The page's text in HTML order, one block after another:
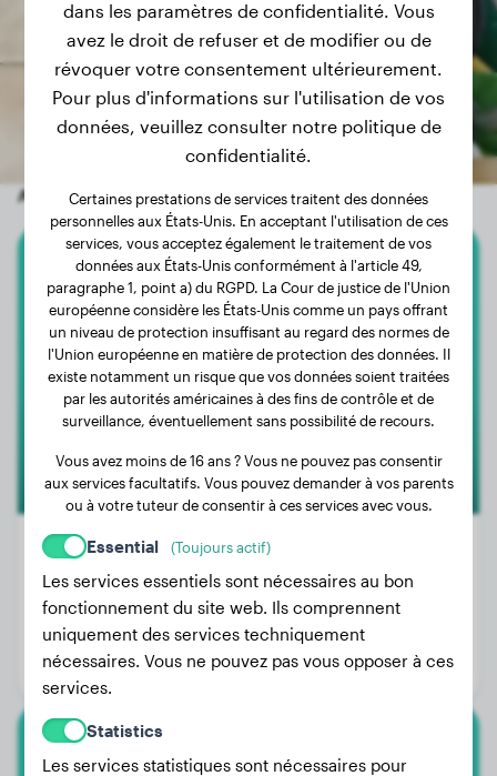
Autres chiens aléatoires
Chihuahua
Sofia
1
Poids:
Âge:
15 ans, 1 mois
Genre:
Femelle
Cane Corso
dans les paramètres de confidentialité. Vous
avez le droit de refuser et de modifier ou de
révoquer votre consentement ultérieurement.
Pour plus d'informations sur l'utilisation de vos
données, veuillez consulter notre politique de
confidentialité.
Certaines prestations de services traitent des données
personnelles aux États-Unis. En acceptant l'utilisation de ces
services, vous acceptez également le traitement de vos
données aux États-Unis conformément à l'article 49,
paragraphe 1, point a) du RGPD. La Cour de justice de l'Union
européenne considère les États-Unis comme un pays offrant
un niveau de protection insuffisant au regard des normes de
l'Union européenne en matière de protection des données. Il
existe notamment un risque que vos données soient traitées
par les autorités américaines à des fins de contrôle et de
surveillance, éventuellement sans possibilité de recours.
Vous avez moins de 16 ans ? Vous ne pouvez pas consentir
aux services facultatifs. Vous pouvez demander à vos parents
ou à votre tuteur de consentir à ces services avec vous.
Essential (Toujours actif)
Les services essentiels sont nécessaires au bon
fonctionnement du site web. Ils comprennent
uniquement des services techniquement
nécessaires. Vous ne pouvez pas vous opposer à ces
services.
Statistics
Les services statistiques sont nécessaires pour